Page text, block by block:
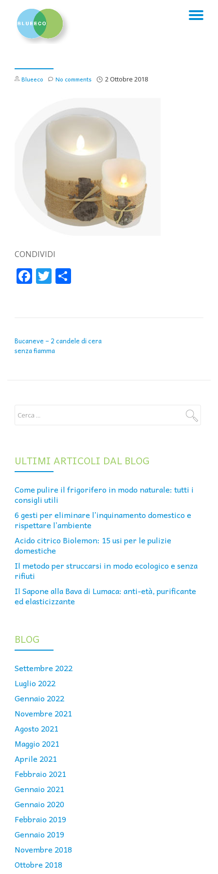
Blueeco 2 Ottobre 2018
No comments
CONDIVIDI
FacebookTwitter
Bucaneve – 2 candele di cera
senza fiamma
ULTIMI ARTICOLI DAL BLOG
Come pulire il frigorifero in modo naturale: tutti i
consigli utili
6 gesti per eliminare l’inquinamento domestico e
rispettare l’ambiente
Acido citrico Biolemon: 15 usi per le pulizie
domestiche
Il metodo per struccarsi in modo ecologico e senza
rifiuti
Il Sapone alla Bava di Lumaca: anti-età, purificante
ed elasticizzante
BLOG
Settembre 2022
Luglio 2022
Gennaio 2022
Novembre 2021
Agosto 2021
Maggio 2021
Aprile 2021
Febbraio 2021
Gennaio 2021
Gennaio 2020
Febbraio 2019
Gennaio 2019
Novembre 2018
Ottobre 2018